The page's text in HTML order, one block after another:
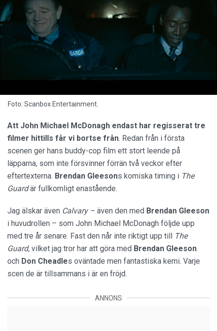
Foto: Scanbox Entertainment.
Att John Michael McDonagh endast har regisserat tre
filmer hittills får vi bortse från. Redan från i första
scenen ger hans buddy-cop film ett stort leende på
läpparna, som inte försvinner förrän två veckor efter
eftertexterna. Brendan Gleesons komiska timing i The
Guardär fullkomligt enastående.
Jag älskar även Calvary – även den med Brendan Gleeson
i huvudrollen – som John Michael McDonagh följde upp
med tre år senare. Fast den når inte riktigt upp till The
Guard, vilket jag tror har att göra med Brendan Gleeson
och Don Cheadles oväntade men fantastiska kemi. Varje
scen de är tillsammans i är en fröjd.
ANNONS